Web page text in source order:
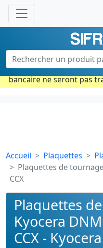
Une
Contactez-
Ouvert du lun.
Période estivale : Les
bancaire ne seront pas
Accueil Plaquettes
Plaquettes de
CCX
Plaquettes
Kyocera
CCX - Kyocera